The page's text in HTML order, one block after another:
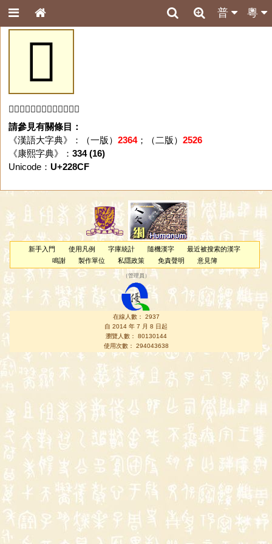
粵
普
𢣏
「𢣏」字未收錄於本資料庫。
請參見有關條目：
《漢語大字典》：（一版） 2364；（二版） 2526
《康熙字典》： 334 (16)
Unicode： U+228CF
新手入門 使用凡例 字庫統計 隨機漢字
最近被搜索的漢字
鳴謝
製作單位 私隱政策 免責聲明 意見簿
（管理員 ）
在線人數： 2937
自 2014 年 7 月 8 日起
瀏覽人數： 80130144
使用次數： 294043638